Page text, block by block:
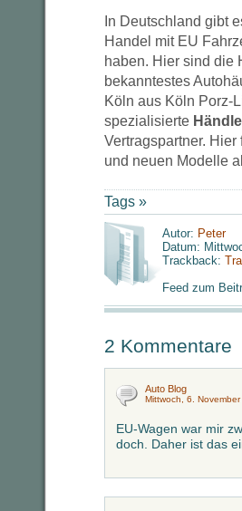
In Deutschland gibt
Handel mit EU
haben. Hier sind die
bekanntestes
Köln aus Köln Porz-
spezialisierte
Vertragspartner.
und neuen Modelle
Tags »
Autor: Peter
Datum:
Trackback:
Feed zum
2 Kommentare
Auto Blog
Mittwoch, 6.
EU-Wagen war mir
doch. Daher ist das